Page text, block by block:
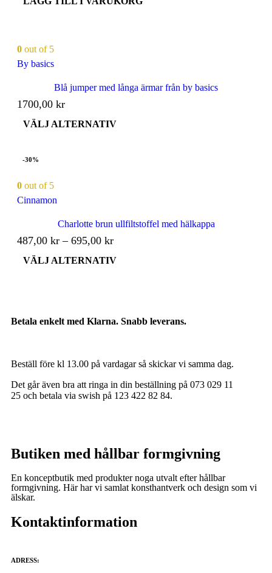
0 out of 5
By basics
Blå jumper med långa ärmar från by basics
1700,00 kr
VÄLJ ALTERNATIV
-30%
0 out of 5
Cinnamon
Charlotte brun ullfiltstoffel med hälkappa
487,00 kr – 695,00 kr
VÄLJ ALTERNATIV
Betala enkelt med Klarna. Snabb leverans.
Beställ före kl 13.00 på vardagar så skickar vi samma dag.
Det går även bra att ringa in din beställning på 073 029 11
25 och betala via swish på 123 422 82 84.
Butiken med hållbar formgivning
En konceptbutik med produkter noga utvalt efter hållbar
formgivning. Här har vi samlat konsthantverk och design som vi
älskar.
Kontaktinformation
ADRESS: